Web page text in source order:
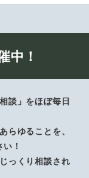
中！
談」をほぼ毎日
らゆることを、
！
っくり相談され